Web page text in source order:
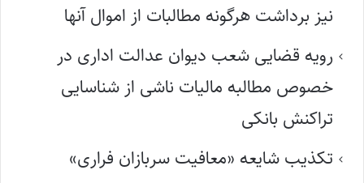
نیز برداشت هرگونه مطالبات از اموال آنها
رویه قضایی شعب دیوان عدالت اداری در
خصوص مطالبه مالیات ناشی از شناسایی
تراکنش بانکی
تکذیب شایعه «معافیت سربازان فراری»